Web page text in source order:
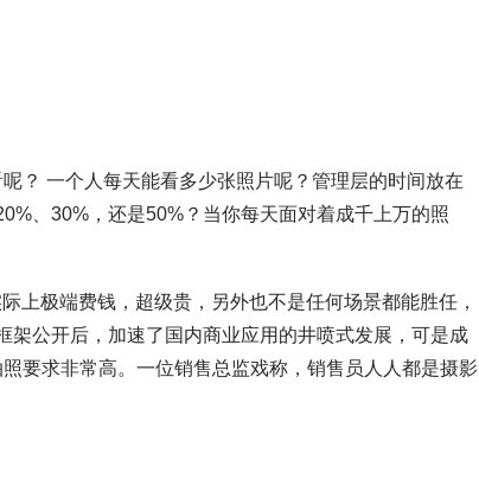
？ 一个人每天能看多少张照片呢？管理层的时间放在
、30%，还是50%？当你每天面对着成千上万的照
上极端费钱，超级贵，另外也不是任何场景都能胜任，
公开后，加速了国内商业应用的井喷式发展，可是成
要求非常高。一位销售总监戏称，销售员人人都是摄影